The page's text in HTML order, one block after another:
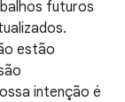
futuros
estão
intenção é